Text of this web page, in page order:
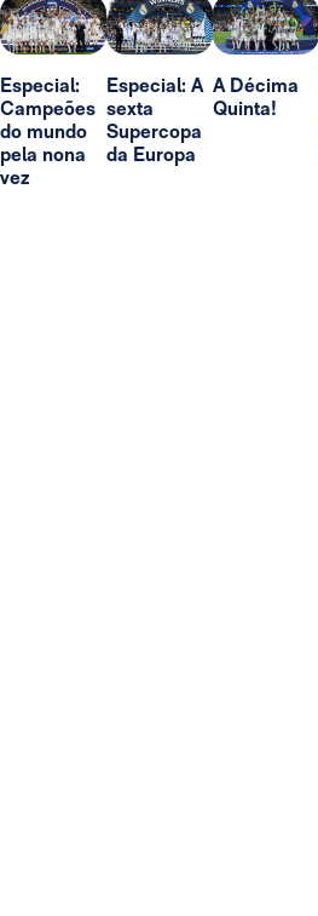
Especial:
Campeões
do mundo
pela nona
vez
Especial: A
sexta
Supercopa
da Europa
A Décima
Quinta!